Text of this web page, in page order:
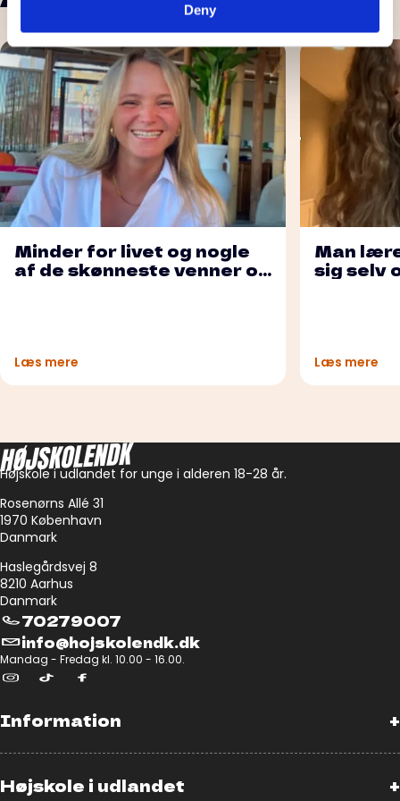
Deny
Minder for livet og nogle
af de skønneste venner og
Læs mere
Man
sig selv
Læs mere
Højskole i udlandet for unge i alderen 18-28 år.
Rosenørns Allé 31
1970 København
Danmark
Haslegårdsvej 8
8210 Aarhus
Danmark
70279007
info@hojskolendk.dk
Mandag - Fredag kl. 10.00 - 16.00.
Information +
Højskole i udlandet +